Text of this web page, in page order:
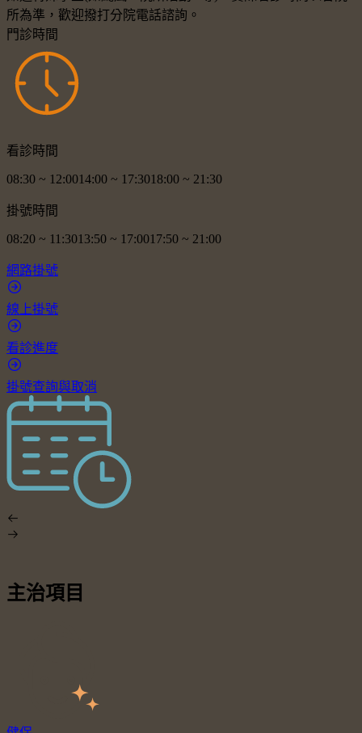
所為準，歡迎撥打分院電話諮詢。
門診時間
看診時間
08:30 ~ 12:0014:00 ~ 17:3018:00 ~ 21:30
掛號時間
08:20 ~ 11:3013:50 ~ 17:0017:50 ~ 21:00
網路掛號
線上掛號
看診進度
掛號查詢與取消
主治項目